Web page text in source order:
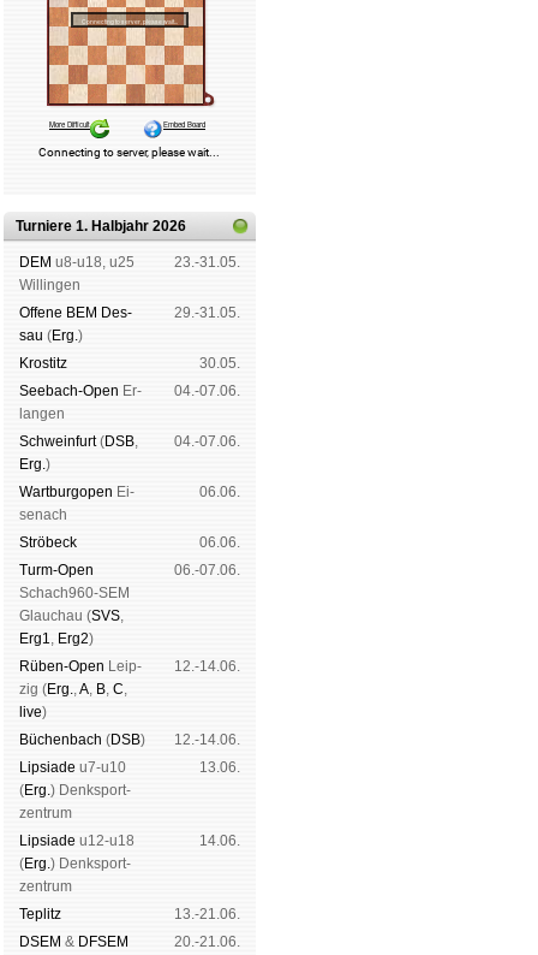
Turniere 1. Halbjahr 2026
DEM u8-u18, u25
Wil­lin­gen
23.-31.05.
Offene BEM Des­
sau (Erg.)
29.-31.05.
Kros­titz
30.05.
See­bach-Open Er­
lan­gen
04.-07.06.
Schwein­furt(DSB,
Erg.)
04.-07.06.
Wart­burg­open Ei­
se­nach
06.06.
Strö­beck
06.06.
Turm-Open
Schach960-SEM
Glau­chau (SVS,
Erg1, Erg2)
06.-07.06.
Rüben-Open Leip­
zig (Erg.,A, B, C,
live)
12.-14.06.
Büchen­bach (DSB)
12.-14.06.
Lipsiade u7-u10
(Erg.) Denk­sport­
zen­trum
13.06.
Lipsiade u12-u18
(Erg.) Denk­sport­
zen­trum
14.06.
Tep­litz
13.-21.06.
DSEM & DFSEM
20.-21.06.